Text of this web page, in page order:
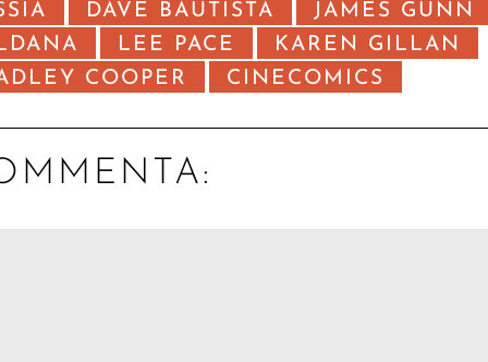
DAVE BAUTISTA
JAMES GUNN
LEE PACE
KAREN GILLAN
COOPER
CINECOMICS